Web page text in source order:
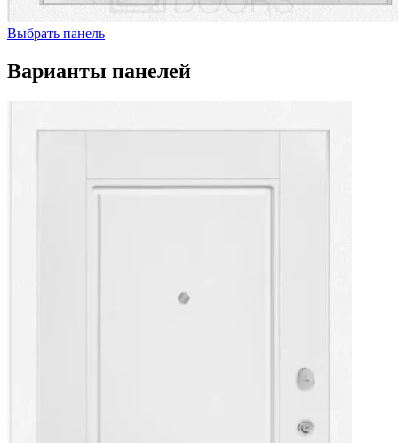
Выбрать панель
Варианты панелей